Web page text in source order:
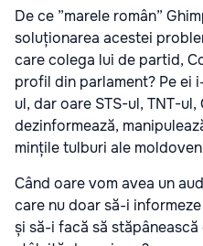
De ce ”marele român”
soluționarea acestei
care colega lui de partid,
profil din parlament? Pe ei
ul, dar oare STS-ul, TNT-
dezinformează,
mințile tulburi ale
Când oare vom avea un
care nu doar să-i
și să-i facă să